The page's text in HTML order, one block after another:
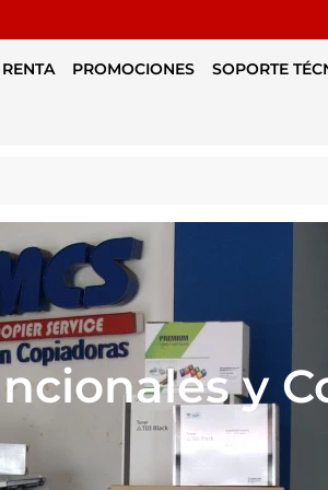
RENTA PROMOCIONES SOPORTE
y